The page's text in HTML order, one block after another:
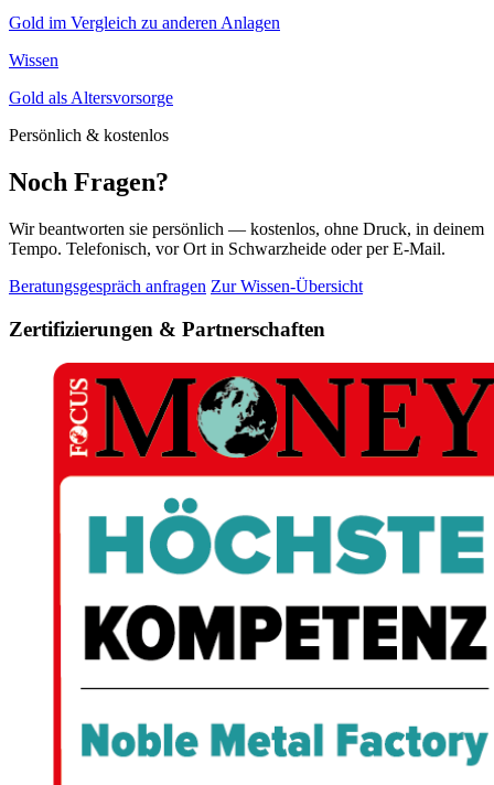
Gold im Vergleich zu anderen Anlagen
Wissen
Gold als Altersvorsorge
Persönlich & kostenlos
Noch Fragen?
Wir beantworten sie persönlich — kostenlos, ohne Druck, in deinem
Tempo. Telefonisch, vor Ort in Schwarzheide oder per E-Mail.
Beratungsgespräch anfragen Zur Wissen-Übersicht
Zertifizierungen & Partnerschaften